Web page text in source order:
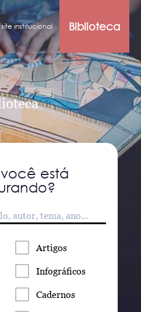
institucional Biblioteca
está
Artigos
Infográficos
Cadernos